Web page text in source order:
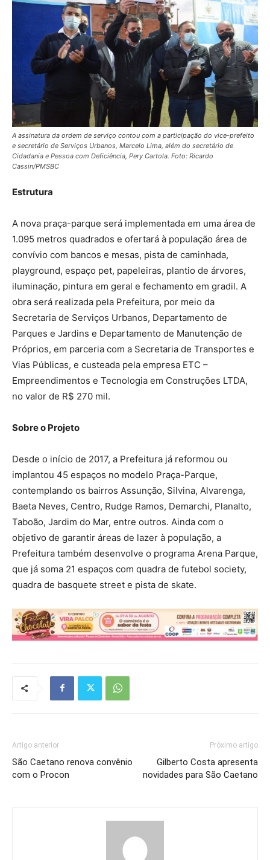
A assinatura da ordem de serviço contou com a participação do vice-prefeito
e secretário de Serviços Urbanos, Marcelo Lima, além do secretário de
Cidadania e Pessoa com Deficiência, Pery Cartola. Foto: Ricardo
Cassin/PMSBC
Estrutura
A nova praça-parque será implementada em uma área de
1.095 metros quadrados e ofertará à população área de
convívio com bancos e mesas, pista de caminhada,
playground, espaço pet, papeleiras, plantio de árvores,
iluminação, pintura em geral e fechamento em gradil. A
obra será realizada pela Prefeitura, por meio da
Secretaria de Serviços Urbanos, Departamento de
Parques e Jardins e Departamento de Manutenção de
Próprios, em parceria com a Secretaria de Transportes e
Vias Públicas, e custeada pela empresa ETC –
Empreendimentos e Tecnologia em Construções LTDA,
no valor de R$ 270 mil.
Sobre o Projeto
Desde o início de 2017, a Prefeitura já reformou ou
implantou 45 espaços no modelo Praça-Parque,
contemplando os bairros Assunção, Silvina, Alvarenga,
Baeta Neves, Centro, Rudge Ramos, Demarchi, Planalto,
Taboão, Jardim do Mar, entre outros. Ainda com o
objetivo de garantir áreas de lazer à população, a
Prefeitura também desenvolve o programa Arena Parque,
que já soma 21 espaços com quadra de futebol society,
quadra de basquete street e pista de skate.
Artigo anterior
São Caetano renova convênio
com o Procon
Próximo artigo
Gilberto Costa apresenta
novidades para São Caetano